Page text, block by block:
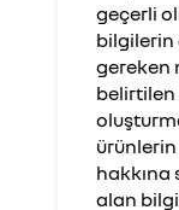
geçerli
bilgilerin
gereken
hakkına
alan